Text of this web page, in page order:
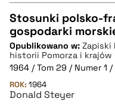
pobierz cytat
CZYSTY TEKST
pobierz cytat
Stosunki polsko-
gospodarki
Opublikowano w: Zapiski
historii Pomorza i
1964 / Tom 29 / Numer 1
ROK: 1964
Donald Steyer